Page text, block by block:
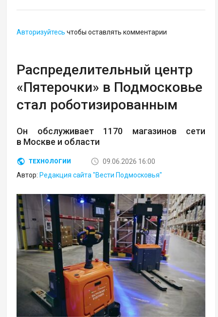
Авторизуйтесь чтобы оставлять комментарии
Распределительный центр
«Пятерочки» в Подмосковье
стал роботизированным
Он обслуживает 1170 магазинов сети
в Москве и области
ТЕХНОЛОГИИ
09.06.2026 16:00
Автор: Редакция сайта "Вести Подмосковья"